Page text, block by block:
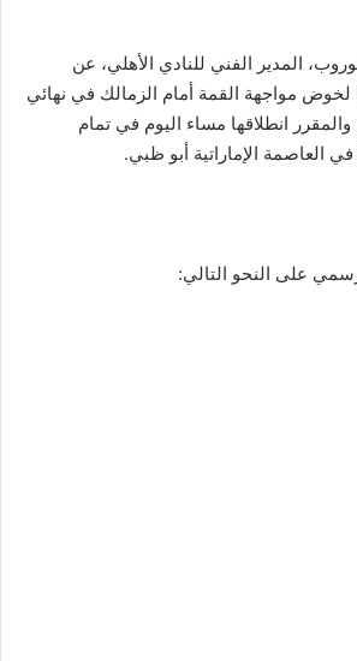
المدير الفني للنادي الأهلي، عن
لخوض مواجهة القمة أمام الزمالك في نهائي
انطلاقها مساء اليوم في تمام
العاصمة الإماراتية أبو ظبي.
على النحو التالي: